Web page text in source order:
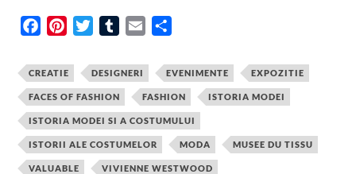
c
e
b
o
o
k
n
t
e
r
e
s
i
t
t
e
r
m
b
l
r
a
i
l
a
r
e
CREATIE DESIGNERI EVENIMENTE EXPOZITIE
FACES OF FASHION FASHION ISTORIA MODEI
ISTORIA MODEI SI A COSTUMULUI
ISTORII ALE COSTUMELOR MODA MUSEE DU TISSU
VALUABLE VIVIENNE WESTWOOD